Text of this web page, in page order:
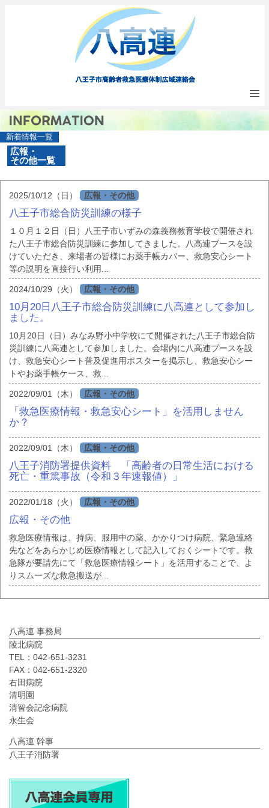
新着情報一覧
広報・
その他一覧
2025/10/12（日） 広報・その他
八王子市総合防災訓練の様子
１０月１２日（日）八王子市いずみの森義務教育学校で開催され
た八王子市総合防災訓練に参加してきました。八高連ブースを設
けていただき、来場者の皆様にお薬手帳カバー、救急安心シート
等の説明を直接行い利用...
2024/10/29（火） 広報・その他
10月20日八王子市総合防災訓練に八高連として参加し
ました。
10月20日（日）みなみ野小中学校にて開催された八王子市総合防
災訓練に八高連として参加しました。会場内に八高連ブースを設
け、救急安心シート普及促進用ポスターを掲示し、救急安心シー
トやお薬手帳ケース、救...
2022/09/01（木） 広報・その他
「救急医療情報・救急安心シート」を活用しません
か？
2022/09/01（木） 広報・その他
八王子消防署提供資料 「高齢者の日常生活における
死亡・重篤事故（令和３年速報値）」
2022/01/18（火） 広報・その他
広報・その他
救急医療情報は、持病、服用中の薬、かかりつけ病院、緊急連絡
先などをあらかじめ医療情報として記入しておくシートです。救
急隊が要請先にて「救急医療情報シート」を活用することで、よ
りスムーズな救急搬送が...
八高連 事務局
陵北病院
TEL：042-651-3231
FAX：042-651-2320
右田病院
清明園
清智会記念病院
永生会
八高連 幹事
八王子消防署